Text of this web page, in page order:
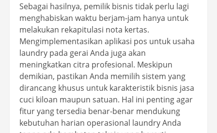
Sebagai hasilnya, pemilik bisnis tidak perlu lagi
menghabiskan waktu berjam-jam hanya untuk
melakukan rekapitulasi nota kertas.
Mengimplementasikan aplikasi pos untuk usaha
laundry pada gerai Anda juga akan
meningkatkan citra profesional. Meskipun
demikian, pastikan Anda memilih sistem yang
dirancang khusus untuk karakteristik bisnis jasa
cuci kiloan maupun satuan. Hal ini penting agar
fitur yang tersedia benar-benar mendukung
kebutuhan harian operasional laundry Anda